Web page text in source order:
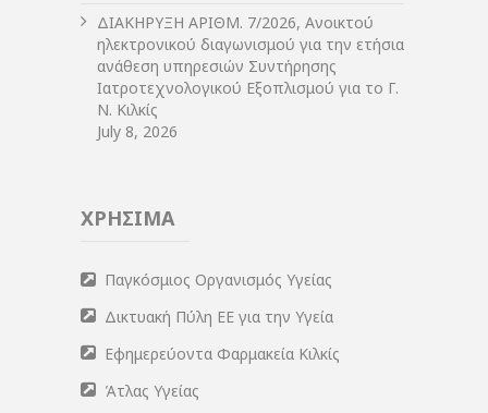
ΔIΑΚΗΡΥΞΗ ΑΡIΘΜ. 7/2026, Ανοικτού
ηλεκτρονικού διαγωνισμού για την ετήσια
ανάθεση υπηρεσιών Συντήρησης
Ιατροτεχνολογικού Εξοπλισμού για το Γ.
Ν. Κιλκίς
July 8, 2026
ΧΡΗΣΙΜΑ
Παγκόσμιος Οργανισμός Υγείας
Δικτυακή Πύλη ΕΕ για την Υγεία
Εφημερεύοντα Φαρμακεία Κιλκίς
Άτλας Υγείας